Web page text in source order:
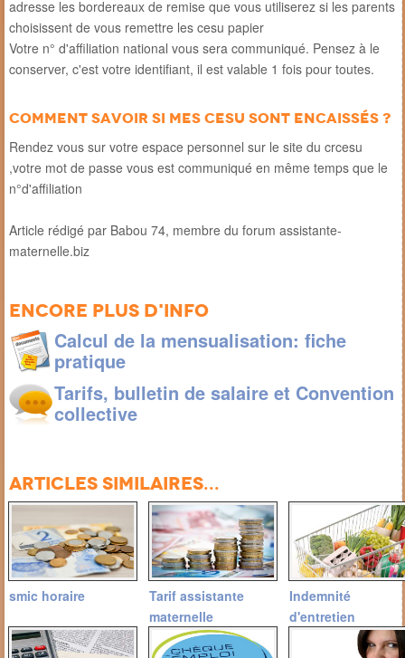
adresse les bordereaux de remise que vous utiliserez si les parents
choisissent de vous remettre les cesu papier
Votre n° d'affiliation national vous sera communiqué. Pensez à le
conserver, c'est votre identifiant, il est valable 1 fois pour toutes.
Comment savoir si mes cesu sont encaissés ?
Rendez vous sur votre espace personnel sur le site du crcesu
,votre mot de passe vous est communiqué en même temps que le
n°d'affiliation
Article rédigé par Babou 74, membre du forum assistante-
maternelle.biz
Encore plus d'info
Calcul de la mensualisation: fiche
pratique
Tarifs, bulletin de salaire et Convention
collective
Articles similaires...
smic horaire
Tarif assistante
maternelle
Indemnité
d'entretien